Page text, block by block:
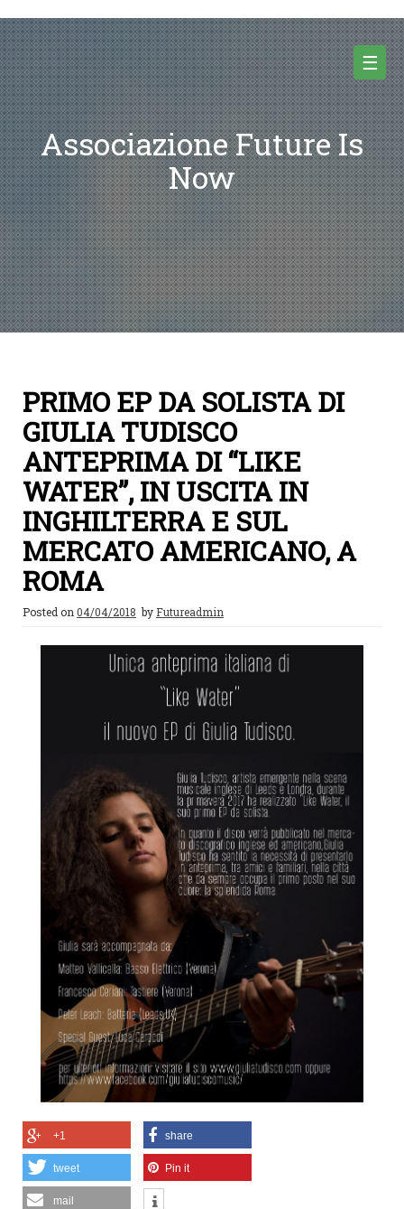
to
content
☰
Associazione Future Is
Now
PRIMO EP DA SOLISTA DI
GIULIA TUDISCO
ANTEPRIMA DI “LIKE
WATER”, IN USCITA IN
INGHILTERRA E SUL
MERCATO AMERICANO, A
ROMA
Posted on 04/04/2018 by Futureadmin
+1 share
tweet Pin it
mail